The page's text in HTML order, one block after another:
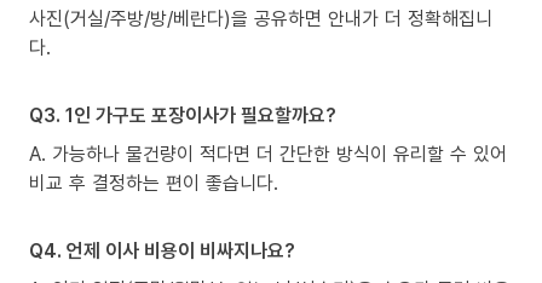
사진(거실/주방/방/베란다)을 공유하면 안내가 더 정확해집니
다.
Q3. 1인 가구도 포장이사가 필요할까요?
A. 가능하나 물건량이 적다면 더 간단한 방식이 유리할 수 있어
비교 후 결정하는 편이 좋습니다.
Q4. 언제 이사 비용이 비싸지나요?